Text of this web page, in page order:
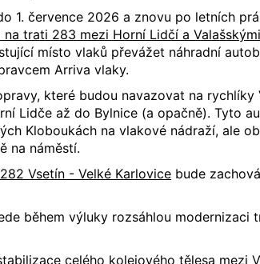
1. července 2026 a znovu po letních
na trati 283 mezi Horní Lidčí a
místo vlaků převážet náhradní
Arriva vlaky.
které budou navazovat na rychlíky
Lidče až do Bylnice (a opačně). Tyto
Kloboukách na vlakové nádraží, ale
na náměstí.
Vsetín - Velké Karlovice bude
během výluky rozsáhlou modernizaci
celého kolejového tělesa mezi